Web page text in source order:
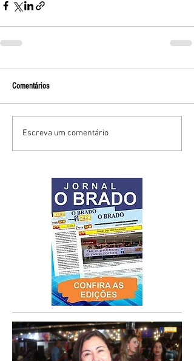
Comentários
Escreva um comentário